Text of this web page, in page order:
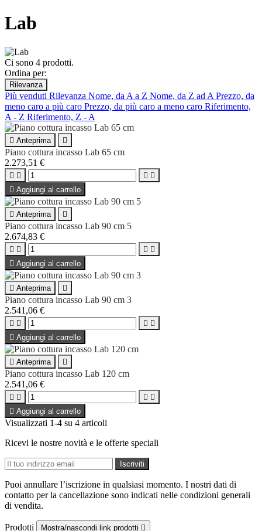
Lab
Ci sono 4 prodotti.
Ordina per:
Rilevanza
Più venduti Rilevanza Nome, da A a Z Nome, da Z ad A Prezzo, da
meno caro a più caro Prezzo, da più caro a meno caro Riferimento,
A - Z Riferimento, Z - A
 Anteprima 
Piano cottura incasso Lab 65 cm
2.273,51 €
   
 Aggiungi al carrello
 Anteprima 
Piano cottura incasso Lab 90 cm 5
2.674,83 €
   
 Aggiungi al carrello
 Anteprima 
Piano cottura incasso Lab 90 cm 3
2.541,06 €
   
 Aggiungi al carrello
 Anteprima 
Piano cottura incasso Lab 120 cm
2.541,06 €
   
 Aggiungi al carrello
Visualizzati 1-4 su 4 articoli
Ricevi le nostre novità e le offerte speciali
Puoi annullare l’iscrizione in qualsiasi momento. I nostri dati di
contatto per la cancellazione sono indicati nelle condizioni generali
di vendita.
Prodotti Mostra/nascondi link prodotti 